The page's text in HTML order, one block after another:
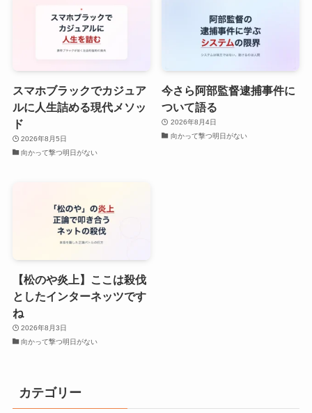
スマホブラックでカジュア
ルに人生詰める現代メソッ
ド
2026年8月5日
向かって撃つ明日がない
今さら阿部監督逮捕事件に
ついて語る
2026年8月4日
向かって撃つ明日がない
【松のや炎上】ここは殺伐
としたインターネッツです
ね
2026年8月3日
向かって撃つ明日がない
カテゴリー